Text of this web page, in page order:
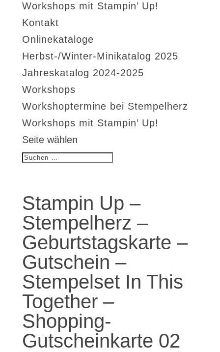
Workshops mit Stampin’ Up!
Kontakt
Onlinekataloge
Herbst-/Winter-Minikatalog 2025
Jahreskatalog 2024-2025
Workshops
Workshoptermine bei Stempelherz
Workshops mit Stampin’ Up!
Seite wählen
Stampin Up –
Stempelherz –
Geburtstagskarte –
Gutschein –
Stempelset In This
Together –
Shopping-
Gutscheinkarte 02